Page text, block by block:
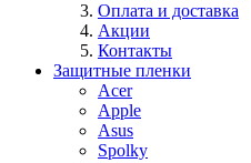
Оплата и доставка
Акции
Контакты
Защитные пленки
Acer
Apple
Asus
Spolky